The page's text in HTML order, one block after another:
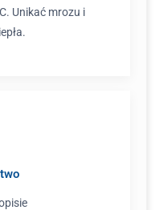
Unikać mrozu i